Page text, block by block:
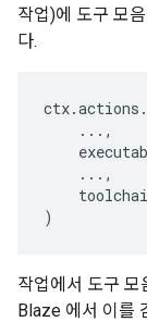
작업)에 도구 모
다.
ctx.actions .
... ,
... ,
)
작업에서 도구 모
Blaze 에서 이를